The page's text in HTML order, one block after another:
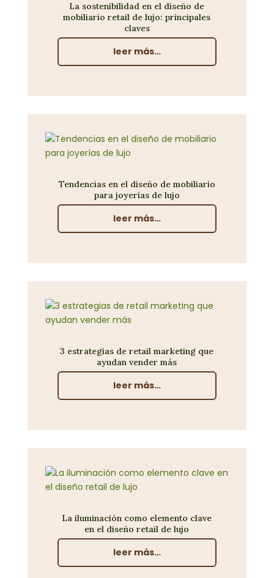
La sostenibilidad en el diseño de
mobiliario retail de lujo: principales
claves
leer más…
Tendencias en el diseño de mobiliario
para joyerías de lujo
leer más…
3 estrategias de retail marketing que
ayudan vender más
leer más…
La iluminación como elemento clave
en el diseño retail de lujo
leer más…